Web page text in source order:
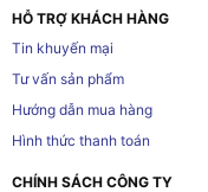
HỖ TRỢ KHÁCH HÀNG
Tin khuyến mại
Tư vấn sản phẩm
Hướng dẫn mua hàng
Hình thức thanh toán
CHÍNH SÁCH CÔNG TY